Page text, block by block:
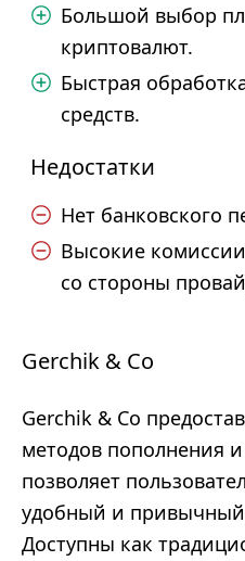
Большой выбор
криптовалют.
Быстрая
средств.
Недостатки
Нет банковского
Высокие
со стороны
Gerchik & Co
Gerchik & Co
методов пополнения
позволяет
удобный и привычный
Доступны как